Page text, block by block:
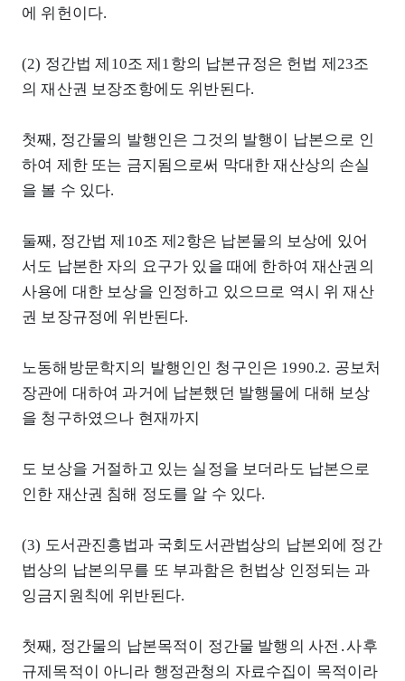
에 위헌이다.
(2) 정간법 제10조 제1항의 납본규정은 헌법 제23조
의 재산권 보장조항에도 위반된다.
첫째, 정간물의 발행인은 그것의 발행이 납본으로 인
하여 제한 또는 금지됨으로써 막대한 재산상의 손실
을 볼 수 있다.
둘째, 정간법 제10조 제2항은 납본물의 보상에 있어
서도 납본한 자의 요구가 있을 때에 한하여 재산권의
사용에 대한 보상을 인정하고 있으므로 역시 위 재산
권 보장규정에 위반된다.
노동해방문학지의 발행인인 청구인은 1990.2. 공보처
장관에 대하여 과거에 납본했던 발행물에 대해 보상
을 청구하였으나 현재까지
도 보상을 거절하고 있는 실정을 보더라도 납본으로
인한 재산권 침해 정도를 알 수 있다.
(3) 도서관진흥법과 국회도서관법상의 납본외에 정간
법상의 납본의무를 또 부과함은 헌법상 인정되는 과
잉금지원칙에 위반된다.
첫째, 정간물의 납본목적이 정간물 발행의 사전․사후
규제목적이 아니라 행정관청의 자료수집이 목적이라